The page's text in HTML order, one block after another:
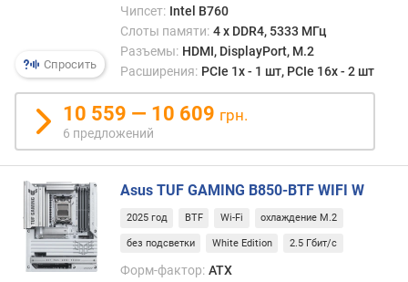
ш
е
в
ы
м
п
о
о
т
з
Спросить
Чипсет: Intel B760
Слоты памяти: 4 х DDR4, 5333 МГц
Разъемы: HDMI, DisplayPort, M.2
Расширения: PCIe 1x - 1 шт, PCIe 16x - 2 шт
10 559 — 10 609 грн.
6 предложений
Asus TUF GAMING B850-BTF WIFI W
2025 год BTF Wi-Fi охлаждение M.2
без подсветки White Edition 2.5 Гбит/с
Форм-фактор: ATX